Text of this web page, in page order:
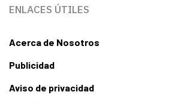
ENLACES ÚTILES
Acerca de Nosotros
Publicidad
Aviso de privacidad